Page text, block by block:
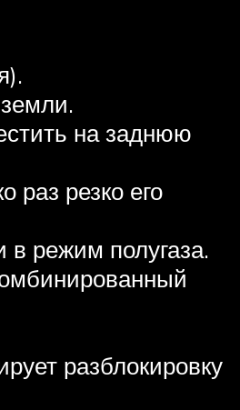
на заднюю
раз резко его
режим полугаза.
разблокировку